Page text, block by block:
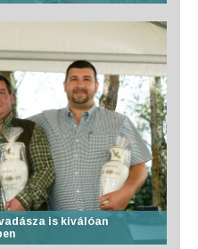
is kiválóan